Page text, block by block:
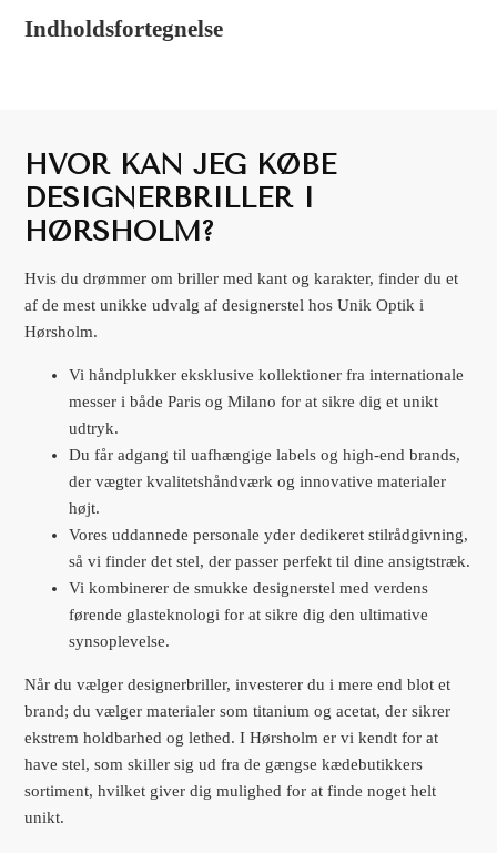
Indholdsfortegnelse
HVOR KAN JEG KØBE
DESIGNERBRILLER I
HØRSHOLM?
Hvis du drømmer om briller med kant og karakter, finder du et
af de mest unikke udvalg af designerstel hos Unik Optik i
Hørsholm.
Vi håndplukker eksklusive kollektioner fra internationale
messer i både Paris og Milano for at sikre dig et unikt
udtryk.
Du får adgang til uafhængige labels og high-end brands,
der vægter kvalitetshåndværk og innovative materialer
højt.
Vores uddannede personale yder dedikeret stilrådgivning,
så vi finder det stel, der passer perfekt til dine ansigtstræk.
Vi kombinerer de smukke designerstel med verdens
førende glasteknologi for at sikre dig den ultimative
synsoplevelse.
Når du vælger designerbriller, investerer du i mere end blot et
brand; du vælger materialer som titanium og acetat, der sikrer
ekstrem holdbarhed og lethed. I Hørsholm er vi kendt for at
have stel, som skiller sig ud fra de gængse kædebutikkers
sortiment, hvilket giver dig mulighed for at finde noget helt
unikt.